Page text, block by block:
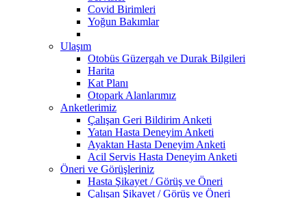
Covid Birimleri
Yoğun Bakımlar
Ulaşım
Otobüs Güzergah ve Durak Bilgileri
Harita
Kat Planı
Otopark Alanlarımız
Anketlerimiz
Çalışan Geri Bildirim Anketi
Yatan Hasta Deneyim Anketi
Ayaktan Hasta Deneyim Anketi
Acil Servis Hasta Deneyim Anketi
Öneri ve Görüşleriniz
Hasta Şikayet / Görüş ve Öneri
Çalışan Şikayet / Görüş ve Öneri